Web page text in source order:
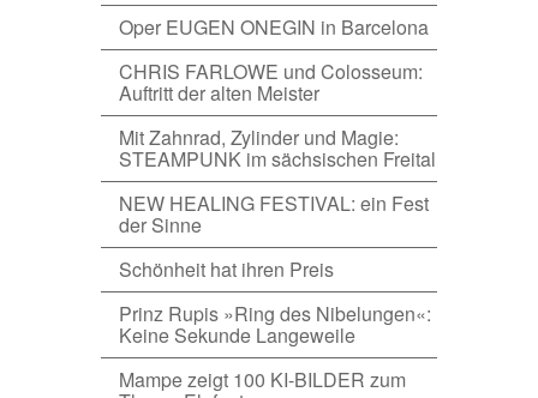
Oper EUGEN ONEGIN in Barcelona
CHRIS FARLOWE und Colosseum:
Auftritt der alten Meister
Mit Zahnrad, Zylinder und Magie:
STEAMPUNK im sächsischen Freital
NEW HEALING FESTIVAL: ein Fest
der Sinne
Schönheit hat ihren Preis
Prinz Rupis »Ring des Nibelungen«:
Keine Sekunde Langeweile
Mampe zeigt 100 KI-BILDER zum